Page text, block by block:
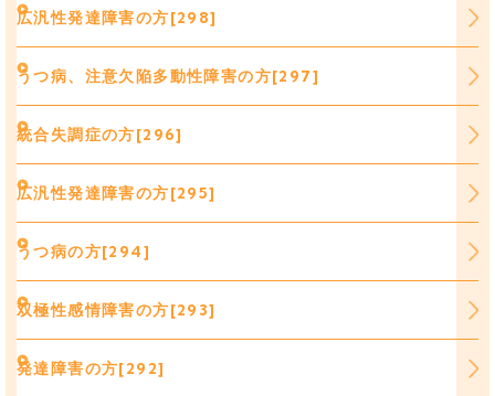
広汎性発達障害の方[298]
うつ病、注意欠陥多動性障害の方[297]
統合失調症の方[296]
広汎性発達障害の方[295]
うつ病の方[294]
双極性感情障害の方[293]
発達障害の方[292]